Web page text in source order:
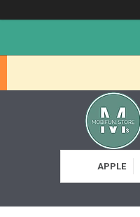
APPLE